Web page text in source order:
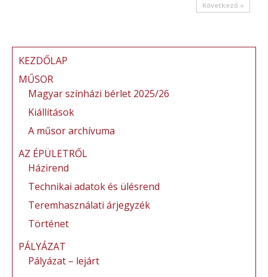
Következő »
KEZDŐLAP
MŰSOR
Magyar színházi bérlet 2025/26
Kiállítások
A műsor archívuma
AZ ÉPÜLETRŐL
Házirend
Technikai adatok és ülésrend
Teremhasználati árjegyzék
Történet
PÁLYÁZAT
Pályázat – lejárt